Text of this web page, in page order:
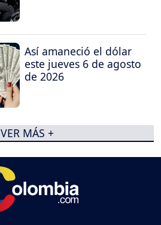
Así amaneció el dólar
este jueves 6 de agosto
de 2026
VER MÁS +